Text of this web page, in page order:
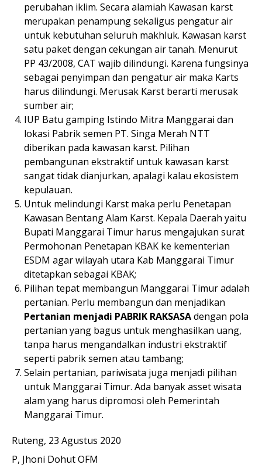
perubahan iklim. Secara alamiah Kawasan karst
merupakan penampung sekaligus pengatur air
untuk kebutuhan seluruh makhluk. Kawasan karst
satu paket dengan cekungan air tanah. Menurut
PP 43/2008, CAT wajib dilindungi. Karena fungsinya
sebagai penyimpan dan pengatur air maka Karts
harus dilindungi. Merusak Karst berarti merusak
sumber air;
IUP Batu gamping Istindo Mitra Manggarai dan
lokasi Pabrik semen PT. Singa Merah NTT
diberikan pada kawasan karst. Pilihan
pembangunan ekstraktif untuk kawasan karst
sangat tidak dianjurkan, apalagi kalau ekosistem
kepulauan.
Untuk melindungi Karst maka perlu Penetapan
Kawasan Bentang Alam Karst. Kepala Daerah yaitu
Bupati Manggarai Timur harus mengajukan surat
Permohonan Penetapan KBAK ke kementerian
ESDM agar wilayah utara Kab Manggarai Timur
ditetapkan sebagai KBAK;
Pilihan tepat membangun Manggarai Timur adalah
pertanian. Perlu membangun dan menjadikan
Pertanian menjadi PABRIK RAKSASAdengan pola
pertanian yang bagus untuk menghasilkan uang,
tanpa harus mengandalkan industri ekstraktif
seperti pabrik semen atau tambang;
Selain pertanian, pariwisata juga menjadi pilihan
untuk Manggarai Timur. Ada banyak asset wisata
alam yang harus dipromosi oleh Pemerintah
Manggarai Timur.
Ruteng, 23 Agustus 2020
P, Jhoni Dohut OFM